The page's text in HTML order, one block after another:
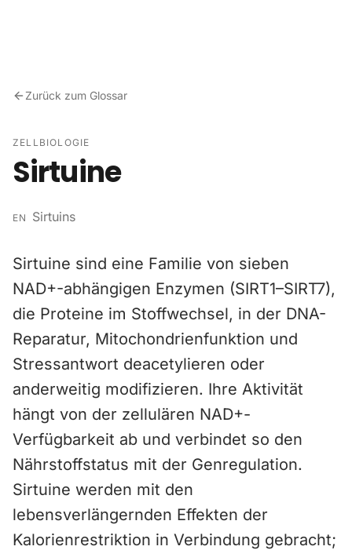
Zurück zum Glossar
ZELLBIOLOGIE
Sirtuine
EN Sirtuins
Sirtuine sind eine Familie von sieben
NAD+-abhängigen Enzymen (SIRT1–SIRT7),
die Proteine im Stoffwechsel, in der DNA-
Reparatur, Mitochondrienfunktion und
Stressantwort deacetylieren oder
anderweitig modifizieren. Ihre Aktivität
hängt von der zellulären NAD+-
Verfügbarkeit ab und verbindet so den
Nährstoffstatus mit der Genregulation.
Sirtuine werden mit den
lebensverlängernden Effekten der
Kalorienrestriktion in Verbindung gebracht;